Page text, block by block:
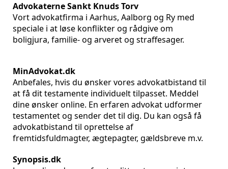
Advokaterne Sankt Knuds Torv
Vort advokatfirma i Aarhus, Aalborg og Ry med
speciale i at løse konflikter og rådgive om
boligjura, familie- og arveret og straffesager.
MinAdvokat.dk
Anbefales, hvis du ønsker vores advokatbistand til
at få dit testamente individuelt tilpasset. Meddel
dine ønsker online. En erfaren advokat udformer
testamentet og sender det til dig. Du kan også få
advokatbistand til oprettelse af
fremtidsfuldmagter, ægtepagter, gældsbreve m.v.
Synopsis.dk